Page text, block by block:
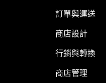
訂單與運送
商店設計
行銷與轉換
商店管理